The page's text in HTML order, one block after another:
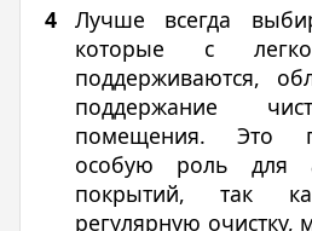
Лучше всегда
которые с
поддерживаются,
поддержание
помещения. Это
особую роль для
покрытий, так
регулярную